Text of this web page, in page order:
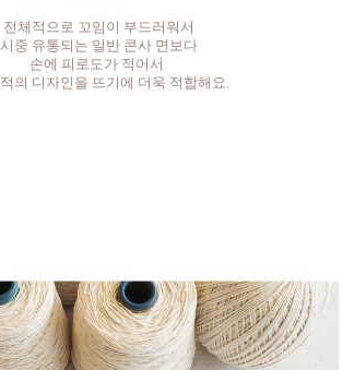
전체적으로 꼬임이 부드러워서
시중 유통되는 일반 콘사 면보다
손에 피로도가 적어서
의 디자인을 뜨기에 더욱 적합해요.